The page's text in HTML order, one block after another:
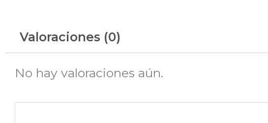
Valoraciones (0)
No hay valoraciones aún.